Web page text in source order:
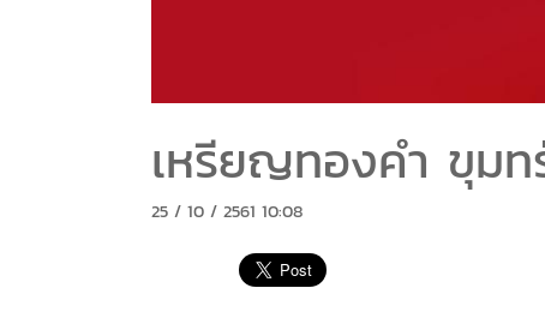
เหรียญทองคำ ขุมท
25 / 10 / 2561 10:08